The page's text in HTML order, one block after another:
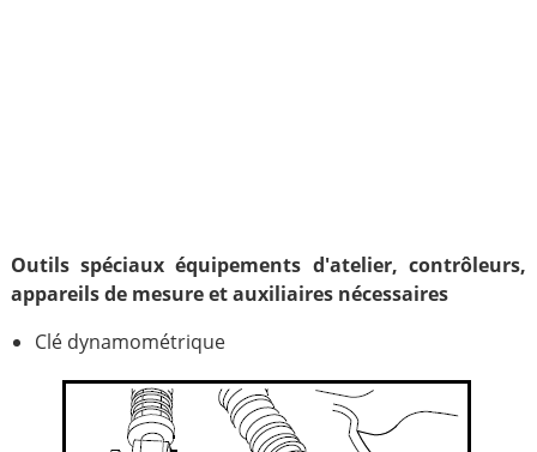
Outils spéciaux équipements d'atelier, contrôleurs,
appareils de mesure et auxiliaires nécessaires
Clé dynamométrique